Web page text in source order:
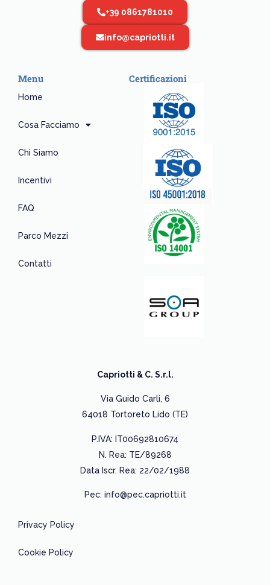
+39 0861781010
info@capriotti.it
Menu
Home
Cosa Facciamo
Chi Siamo
Incentivi
FAQ
Parco Mezzi
Contatti
Certificazioni
Capriotti & C. S.r.l.
Via Guido Carli, 6
64018 Tortoreto Lido (TE)
P.IVA: IT00692810674
N. Rea: TE/89268
Data Iscr. Rea: 22/02/1988
Pec: info@pec.capriotti.it
Privacy Policy
Cookie Policy